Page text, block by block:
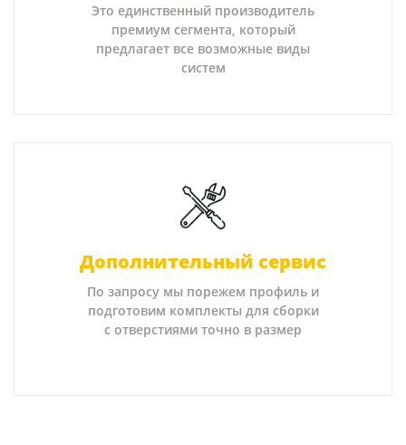
Это единственный производитель
премиум сегмента, который
предлагает все возможные виды
систем
Дополнительный сервис
По запросу мы порежем профиль и
подготовим комплекты для сборки
с отверстиями точно в размер